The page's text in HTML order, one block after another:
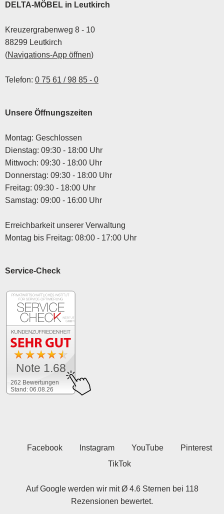
DELTA-MÖBEL in Leutkirch
Kreuzergrabenweg 8 - 10
88299 Leutkirch
(Navigations-App öffnen)
Telefon: 0 75 61 / 98 85 - 0
Unsere Öffnungszeiten
Montag: Geschlossen
Dienstag: 09:30 - 18:00 Uhr
Mittwoch: 09:30 - 18:00 Uhr
Donnerstag: 09:30 - 18:00 Uhr
Freitag: 09:30 - 18:00 Uhr
Samstag: 09:00 - 16:00 Uhr
Erreichbarkeit unserer Verwaltung
Montag bis Freitag: 08:00 - 17:00 Uhr
Service-Check
262 Bewertungen
Stand: 06.08.26
Note 1.68
Facebook Instagram YouTube
Pinterest
TikTok
Auf Google werden wir mit Ø 4.6 Sternen bei 118
Rezensionen bewertet.